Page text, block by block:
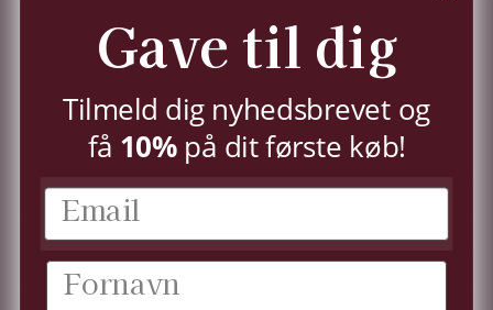
persondatapolitik.
TILMELD
Gave til dig
Tilmeld dig nyhedsbrevet og
få 10%på dit første køb!